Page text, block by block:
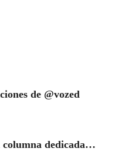
de @vozed
columna dedicada…